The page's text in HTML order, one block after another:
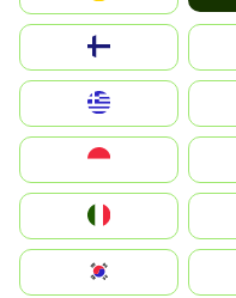
United Kingdom
Magyarország
South Korea